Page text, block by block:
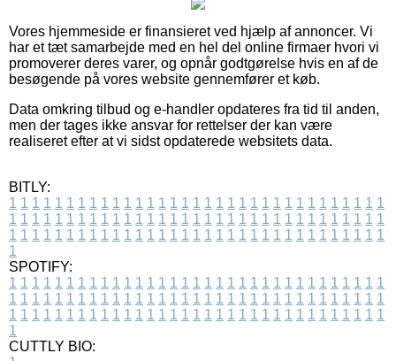
Vores hjemmeside er finansieret ved hjælp af annoncer. Vi
har et tæt samarbejde med en hel del online firmaer hvori vi
promoverer deres varer, og opnår godtgørelse hvis en af de
besøgende på vores website gennemfører et køb.
Data omkring tilbud og e-handler opdateres fra tid til anden,
men der tages ikke ansvar for rettelser der kan være
realiseret efter at vi sidst opdaterede websitets data.
BITLY:
1 1 1 1 1 1 1 1 1 1 1 1 1 1 1 1 1 1 1 1 1 1 1 1 1 1 1 1 1 1 1 1 1
1 1 1 1 1 1 1 1 1 1 1 1 1 1 1 1 1 1 1 1 1 1 1 1 1 1 1 1 1 1 1 1 1
1 1 1 1 1 1 1 1 1 1 1 1 1 1 1 1 1 1 1 1 1 1 1 1 1 1 1 1 1 1 1 1 1
1
SPOTIFY:
1 1 1 1 1 1 1 1 1 1 1 1 1 1 1 1 1 1 1 1 1 1 1 1 1 1 1 1 1 1 1 1 1
1 1 1 1 1 1 1 1 1 1 1 1 1 1 1 1 1 1 1 1 1 1 1 1 1 1 1 1 1 1 1 1 1
1 1 1 1 1 1 1 1 1 1 1 1 1 1 1 1 1 1 1 1 1 1 1 1 1 1 1 1 1 1 1 1 1
1
CUTTLY BIO: